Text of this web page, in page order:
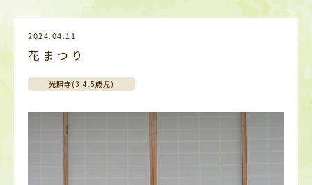
2024.04.11
花まつり
光照寺(3.4.5歳児)